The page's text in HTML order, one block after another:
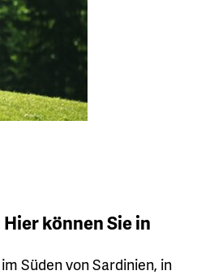
können Sie in
Süden von Sardinien, in